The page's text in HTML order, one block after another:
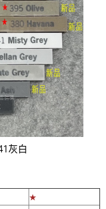
灰白
★